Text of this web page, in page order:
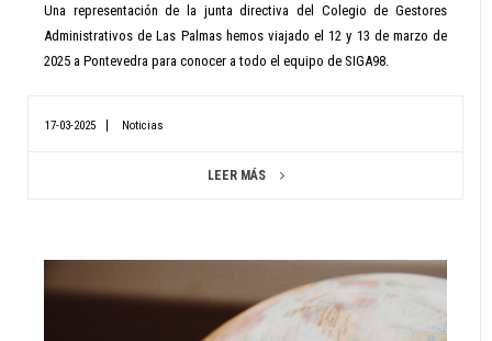
Una representación de la junta directiva del Colegio de Gestores
Administrativos de Las Palmas hemos viajado el 12 y 13 de marzo de
2025 a Pontevedra para conocer a todo el equipo de SIGA98.
17-03-2025 Noticias
LEER MÁS